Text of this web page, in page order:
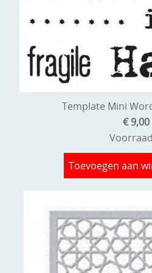
Template Mini
€ 9,00
Toevoegen aan